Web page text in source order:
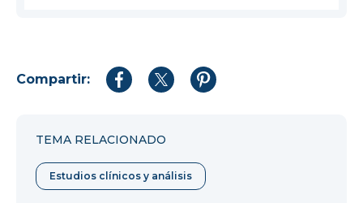
Compartir:
CompartirCompartirCompartir
TEMA RELACIONADO
Estudios clínicos y análisis